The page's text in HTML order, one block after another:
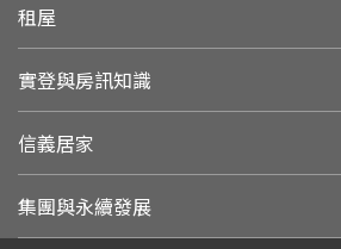
租屋
實登與房訊知識
信義居家
集團與永續發展